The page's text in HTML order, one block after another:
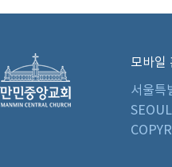
모바일
서울특